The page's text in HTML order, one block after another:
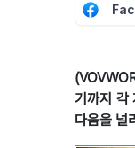
기까지 각
다움을 널